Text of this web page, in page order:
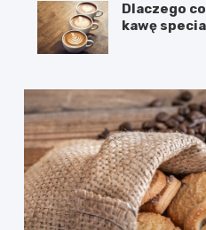
Dlaczego
kawę